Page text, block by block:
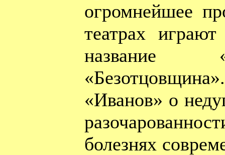
огромнейшее
театрах
название
«Иванов» о
болезнях